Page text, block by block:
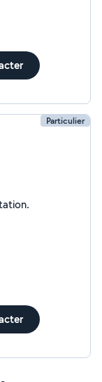
Particulier
ma présentation.